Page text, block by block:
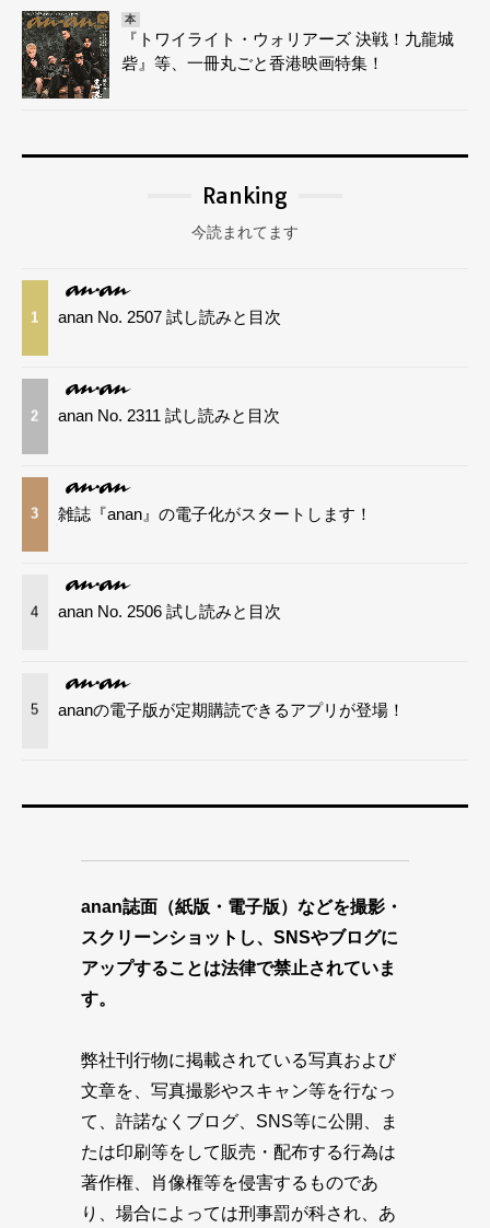
本
『トワイライト・ウォリアーズ 決戦！九龍城
砦』等、一冊丸ごと香港映画特集！
Ranking
今読まれてます
1 anan No. 2507 試し読みと目次
2 anan No. 2311 試し読みと目次
3 雑誌『anan』の電子化がスタートします！
4 anan No. 2506 試し読みと目次
5 ananの電子版が定期購読できるアプリが登場！
anan誌面（紙版・電子版）などを撮影・
スクリーンショットし、SNSやブログに
アップすることは法律で禁止されていま
す。
弊社刊行物に掲載されている写真および
文章を、写真撮影やスキャン等を行なっ
て、許諾なくブログ、SNS等に公開、ま
たは印刷等をして販売・配布する行為は
著作権、肖像権等を侵害するものであ
り、場合によっては刑事罰が科され、あ